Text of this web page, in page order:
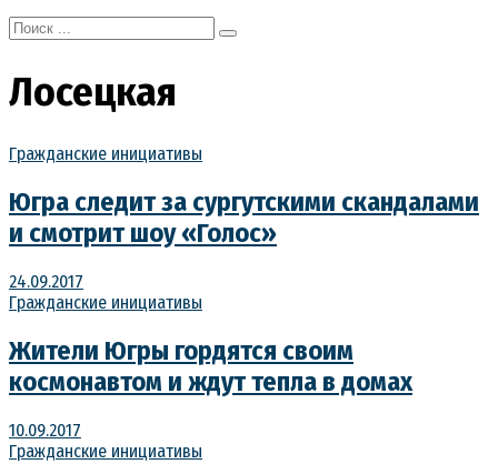
Search
for:
Лосецкая
Гражданские инициативы
Югра следит за сургутскими скандалами
и смотрит шоу «Голос»
24.09.2017
Гражданские инициативы
Жители Югры гордятся своим
космонавтом и ждут тепла в домах
10.09.2017
Гражданские инициативы